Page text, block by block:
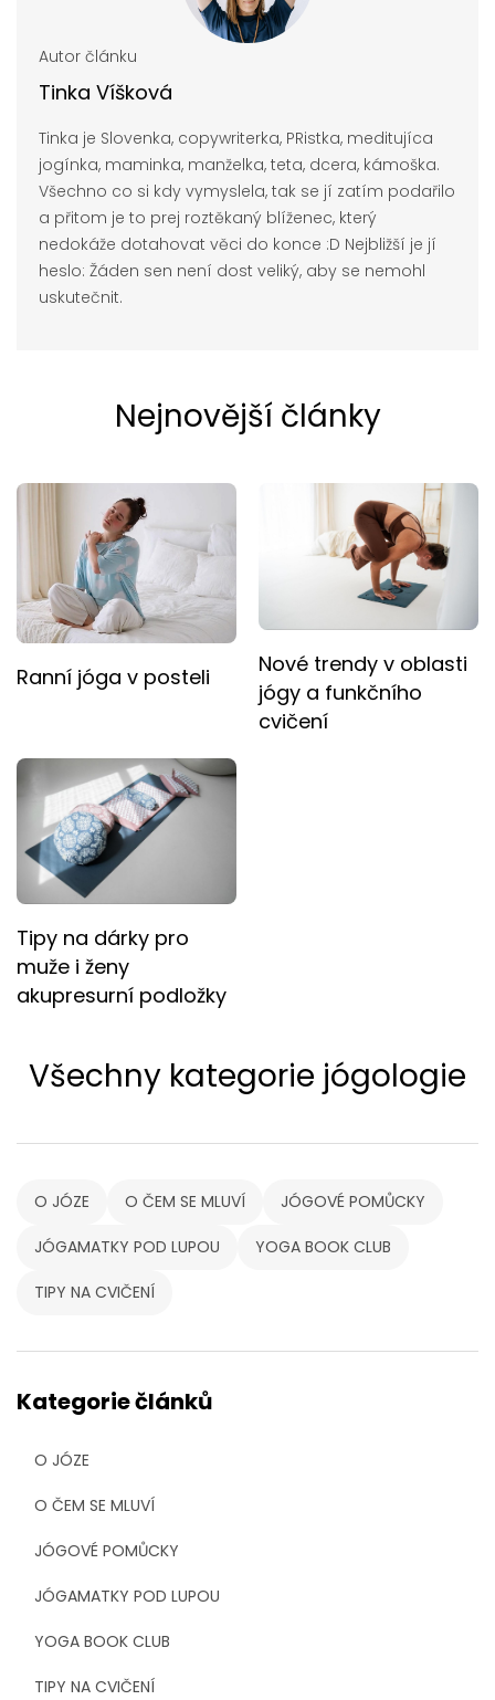
Kategorie článků
O JÓZE
O ČEM SE MLUVÍ
JÓGOVÉ POMŮCKY
JÓGAMATKY POD LUPOU
YOGA BOOK CLUB
TIPY NA CVIČENÍ
Autor článku
Tinka Víšková
Tinka je Slovenka, copywriterka, PRistka, meditujíca
jogínka, maminka, manželka, teta, dcera, kámoška.
Všechno co si kdy vymyslela, tak se jí zatím podařilo
a přitom je to prej roztěkaný blíženec, který
nedokáže dotahovat věci do konce :D Nejbližší je jí
heslo: Žáden sen není dost veliký, aby se nemohl
uskutečnit.
Nejnovější články
Ranní jóga v posteli
Nové trendy v oblasti
jógy a funkčního
cvičení
Tipy na dárky pro
muže i ženy
akupresurní podložky
Všechny kategorie jógologie
O JÓZE O ČEM SE MLUVÍ JÓGOVÉ POMŮCKY
JÓGAMATKY POD LUPOU YOGA BOOK CLUB
TIPY NA CVIČENÍ